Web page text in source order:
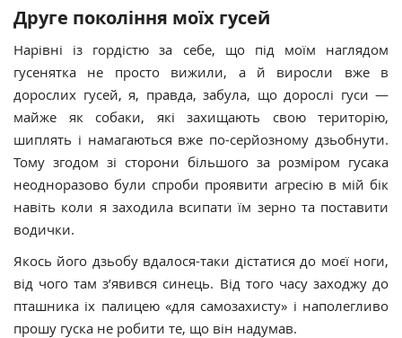
Друге покоління моїх гусей
Нарівні із гордістю за себе, що під моїм наглядом
гусенятка не просто вижили, а й виросли вже в
дорослих гусей, я, правда, забула, що дорослі гуси —
майже як собаки, які захищають свою територію,
шиплять і намагаються вже по-серйозному дзьобнути.
Тому згодом зі сторони більшого за розміром гусака
неодноразово були спроби проявити агресію в мій бік
навіть коли я заходила всипати їм зерно та поставити
водички.
Якось його дзьобу вдалося-таки дістатися до моєї ноги,
від чого там з’явився синець. Від того часу заходжу до
пташника іх палицею «для самозахисту» і наполегливо
прошу гуска не робити те, що він надумав.